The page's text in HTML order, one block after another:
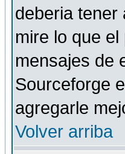
deberia tener
mire lo que
mensajes de
Sourceforge
agregarle
Volver arriba